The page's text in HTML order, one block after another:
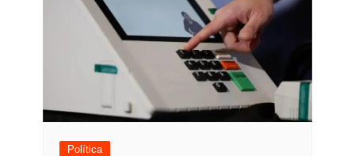
Política